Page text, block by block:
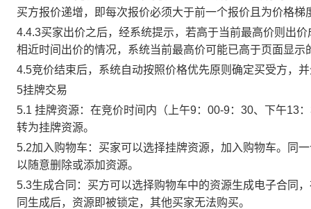
买方报价递增，即每次报价必须大于前一个报价且为价格
4.4.3买家出价之后，经系统提示，若高于当前最高价则出
相近时间出价的情况，系统当前最高价可能已高于页面显示
4.5竞价结束后，系统自动按照价格优先原则确定买受方，
5挂牌交易
5.1 挂牌资源：在竞价时间内（上午9：00-9：30、下午13
转为挂牌资源。
5.2加入购物车：买家可以选择挂牌资源，加入购物车。同
以随意删除或添加资源。
5.3生成合同：买方可以选择购物车中的资源生成电子合同
同生成后，资源即被锁定，其他买家无法购买。